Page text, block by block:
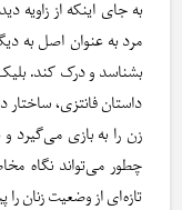
به جای اینکه از زاویه
مرد به عنوان اصل به
بشناسد و درک کند.
داستان فانتزی،
زن را به بازی می‌گیرد
چطور می‌تواند نگاه
تازه‌ای از وضعیت زنان